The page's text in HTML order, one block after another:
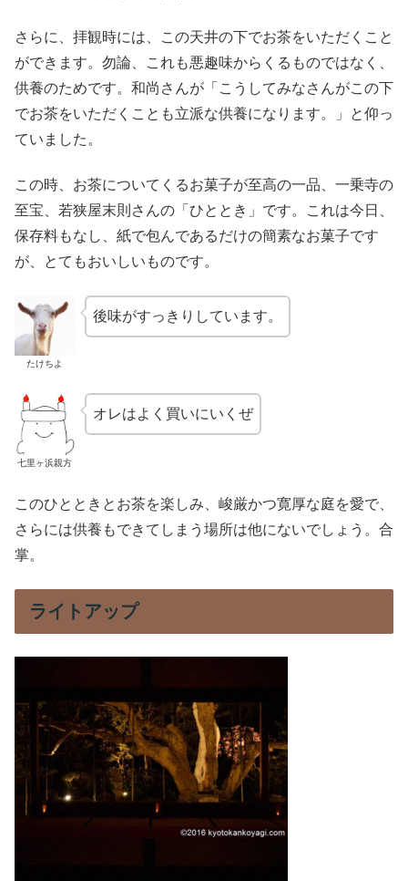
さらに、拝観時には、この天井の下でお茶をいただくこと
ができます。勿論、これも悪趣味からくるものではなく、
供養のためです。和尚さんが「こうしてみなさんがこの下
でお茶をいただくことも立派な供養になります。」と仰っ
ていました。
この時、お茶についてくるお菓子が至高の一品、一乗寺の
至宝、若狭屋末則さんの「ひととき」です。これは今日、
保存料もなし、紙で包んであるだけの簡素なお菓子です
が、とてもおいしいものです。
たけちよ
後味がすっきりしています。
七里ヶ浜親方
オレはよく買いにいくぜ
このひとときとお茶を楽しみ、峻厳かつ寛厚な庭を愛で、
さらには供養もできてしまう場所は他にないでしょう。合
掌。
ライトアップ